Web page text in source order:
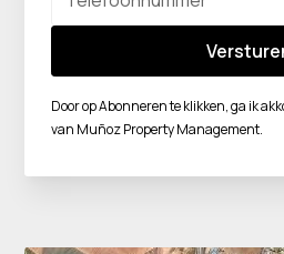
Door op Abonneren te klikken, ga ik
van Muñoz Property Management.